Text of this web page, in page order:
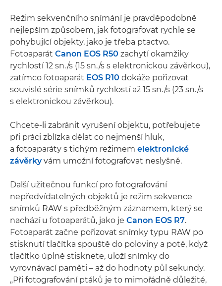
Režim sekvenčního snímání je pravděpodobně
nejlepším způsobem, jak fotografovat rychle se
pohybující objekty, jako je třeba ptactvo.
Fotoaparát Canon EOS R50 zachytí okamžiky
rychlostí 12 sn./s (15 sn./s s elektronickou závěrkou),
zatímco fotoaparát EOS R10 dokáže pořizovat
souvislé série snímků rychlostí až 15 sn./s (23 sn./s
s elektronickou závěrkou).
Chcete-li zabránit vyrušení objektu, potřebujete
při práci zblízka dělat co nejmenší hluk,
a fotoaparáty s tichým režimem elektronické
závěrkyvám umožní fotografovat neslyšně.
Další užitečnou funkcí pro fotografování
nepředvídatelných objektů je režim sekvence
snímků RAW s předběžným záznamem, který se
nachází u fotoaparátů, jako je Canon EOS R7.
Fotoaparát začne pořizovat snímky typu RAW po
stisknutí tlačítka spouště do poloviny a poté, když
tlačítko úplně stisknete, uloží snímky do
vyrovnávací paměti – až do hodnoty půl sekundy.
„Při fotografování ptáků je to mimořádně důležité,